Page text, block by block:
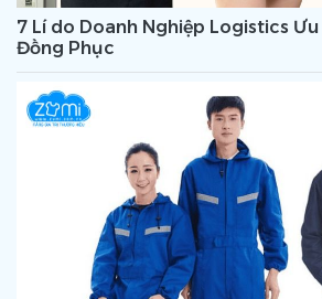
7 Lí do Doanh Nghiệp Logistics
Đồng Phục